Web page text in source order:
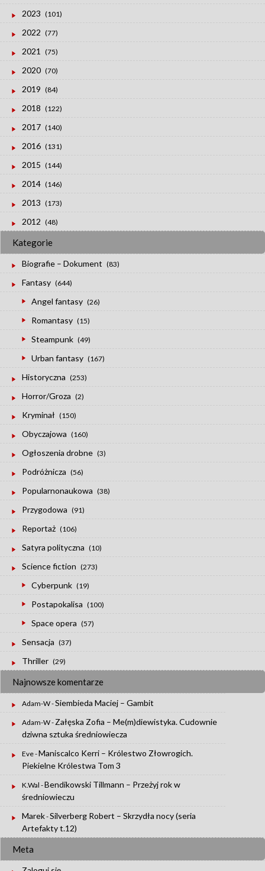
2023 (101)
2022 (77)
2021 (75)
2020 (70)
2019 (84)
2018 (122)
2017 (140)
2016 (131)
2015 (144)
2014 (146)
2013 (173)
2012 (48)
Kategorie
Biografie – Dokument (83)
Fantasy (644)
Angel fantasy (26)
Romantasy (15)
Steampunk (49)
Urban fantasy (167)
Historyczna (253)
Horror/Groza (2)
Kryminał (150)
Obyczajowa (160)
Ogłoszenia drobne (3)
Podróżnicza (56)
Popularnonaukowa (38)
Przygodowa (91)
Reportaż (106)
Satyra polityczna (10)
Science fiction (273)
Cyberpunk (19)
Postapokalisa (100)
Space opera (57)
Sensacja (37)
Thriller (29)
Najnowsze komentarze
Adam-W-Siembieda Maciej – Gambit
Adam-W- Załęska Zofia – Me(m)diewistyka. Cudownie
dziwna sztuka średniowiecza
Eve-Maniscalco Kerri – Królestwo Złowrogich.
Piekielne Królestwa Tom 3
K.Wal -Bendikowski Tillmann – Przeżyj rok w
średniowieczu
Marek-Silverberg Robert – Skrzydła nocy (seria
Artefakty t.12)
Meta